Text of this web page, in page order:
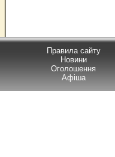
Правила сайту
Новини
Оголошення
Афіша